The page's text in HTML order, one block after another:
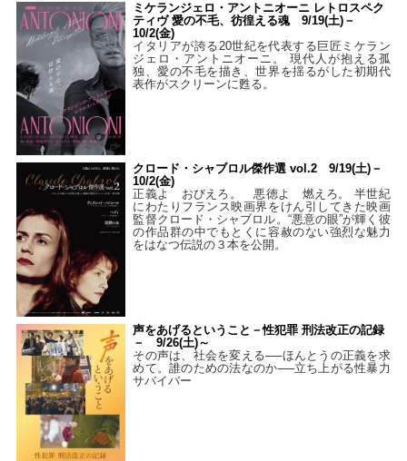
ミケランジェロ・アントニオーニ レトロスペク
ティヴ 愛の不毛、彷徨える魂 9/19(土)－
10/2(金)
イタリアが誇る20世紀を代表する巨匠ミケラン
ジェロ・アントニオーニ。 現代人が抱える孤
独、愛の不毛を描き、世界を揺るがした初期代
表作がスクリーンに甦る。
クロード・シャブロル傑作選 vol.2 9/19(土)－
10/2(金)
正義よ おびえろ。 悪徳よ 燃えろ。 半世紀
にわたりフランス映画界をけん引してきた映画
監督クロード・シャブロル。“悪意の眼”が輝く彼
の作品群の中でもとくに容赦のない強烈な魅力
をはなつ伝説の３本を公開。
声をあげるということ－性犯罪 刑法改正の記録
－ 9/26(土)～
その声は、社会を変える──ほんとうの正義を求
めて。誰のための法なのか──立ち上がる性暴力
サバイバー